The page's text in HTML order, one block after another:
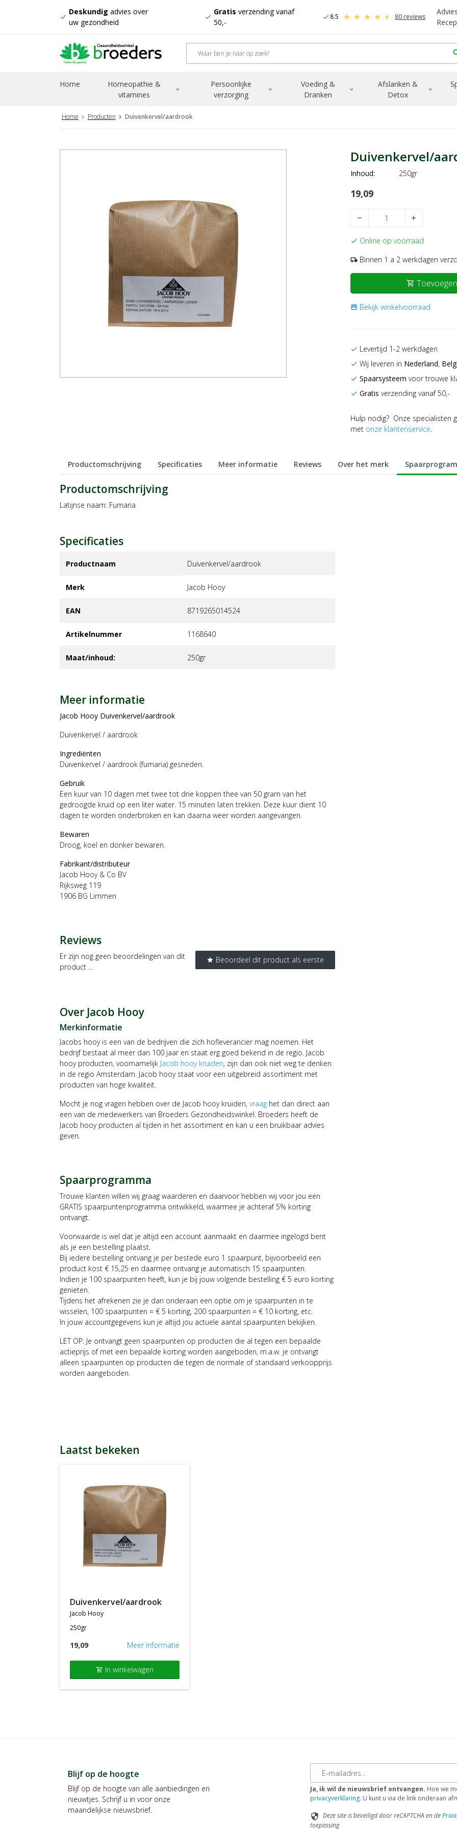
check
Deskundig advies over
uw gezondheid
check
Gratis verzending vanaf
50,-
check 8.5 80 reviews
Home
Homeopathie &
vitamines
expand_more
Persoonlijke
verzorging
expand_more
Voeding &
Dranken
expand_more
Afslanken &
Detox
expand_more
Home Producten Duivenkervel/aardrook
Duivenkervel/
Inhoud: 250gr
19,09
remove add
check Online op voorraad
local_shipping Binnen 1 a 2 werkdagen
shopping_cart
storefront Bekijk winkelvoorraad
check Levertijd 1-2 werkdagen
check Wij leveren in Nederland,
check Spaarsysteem voor trouwe
check Gratis verzending vanaf 50,-
Hulp nodig? Onze specialisten
met onze klantenservice.
Productomschrijving Specificaties Meer informatie Reviews Over het merk
Productomschrijving
Latijnse naam: Fumaria
Specificaties
Productnaam Duivenkervel/aardrook
Merk jacob hooy
EAN 8719265014524
Artikelnummer 1168640
Maat/inhoud: 250gr
Meer informatie
Jacob Hooy Duivenkervel/aardrook
Duivenkervel / aardrook
Ingrediënten
Duivenkervel / aardrook (fumaria) gesneden.
Gebruik
Een kuur van 10 dagen met twee tot drie koppen thee van 50 gram van het
gedroogde kruid op een liter water. 15 minuten laten trekken. Deze kuur dient 10
dagen te worden onderbroken en kan daarna weer worden aangevangen.
Bewaren
Droog, koel en donker bewaren.
Fabrikant/distributeur
Jacob Hooy & Co BV
Rijksweg 119
1906 BG Limmen
Reviews
star Beoordeel dit product als eerste
Er zijn nog geen beoordelingen van dit
product …
Over Jacob Hooy
Merkinformatie
Jacobs hooy is een van de bedrijven die zich hofleverancier mag noemen. Het
bedrijf bestaat al meer dan 100 jaar en staat erg goed bekend in de regio. Jacob
hooy producten, voornamelijk Jacob hooy kruiden, zijn dan ook niet weg te denken
in de regio Amsterdam. Jacob hooy staat voor een uitgebreid assortiment met
producten van hoge kwaliteit.
Mocht je nog vragen hebben over de Jacob hooy kruiden, vraag het dan direct aan
een van de medewerkers van Broeders Gezondheidswinkel. Broeders heeft de
Jacob hooy producten al tijden in het assortiment en kan u een bruikbaar advies
geven.
Spaarprogramma
Trouwe klanten willen wij graag waarderen en daarvoor hebben wij voor jou een
GRATIS spaarpuntenprogramma ontwikkeld, waarmee je achteraf 5% korting
ontvangt.
Voorwaarde is wel dat je altijd een account aanmaakt en daarmee ingelogd bent
als je een bestelling plaatst.
Bij iedere bestelling ontvang je per bestede euro 1 spaarpunt, bijvoorbeeld een
product kost € 15,25 en daarmee ontvang je automatisch 15 spaarpunten.
Indien je 100 spaarpunten heeft, kun je bij jouw volgende bestelling € 5 euro korting
genieten.
Tijdens het afrekenen zie je dan onderaan een optie om je spaarpunten in te
wisselen, 100 spaarpunten = € 5 korting, 200 spaarpunten = € 10 korting, etc.
In jouw accountgegevens kun je altijd jou actuele aantal spaarpunten bekijken.
LET OP: Je ontvangt geen spaarpunten op producten die al tegen een bepaalde
actieprijs of met een bepaalde korting worden aangeboden, m.a.w. je ontvangt
alleen spaarpunten op producten die tegen de normale of standaard verkoopprijs
worden aangeboden.
Laatst bekeken
duivenkervel/aardrook
jacob hooy
250gr
19,09 Meer informatie
shopping_cart In winkelwagen
Blijf op de hoogte
Blijf op de hoogte van alle aanbiedingen en
nieuwtjes. Schrijf u in voor onze
maandelijkse nieuwsbrief.
E-mailadres
Ja, ik wil de nieuwsbrief ontvangen. Hoe we
privacyverklaring. U kunt u via de link onderaan
security Deze site is beveiligd door reCAPTCHA en de
toepassing